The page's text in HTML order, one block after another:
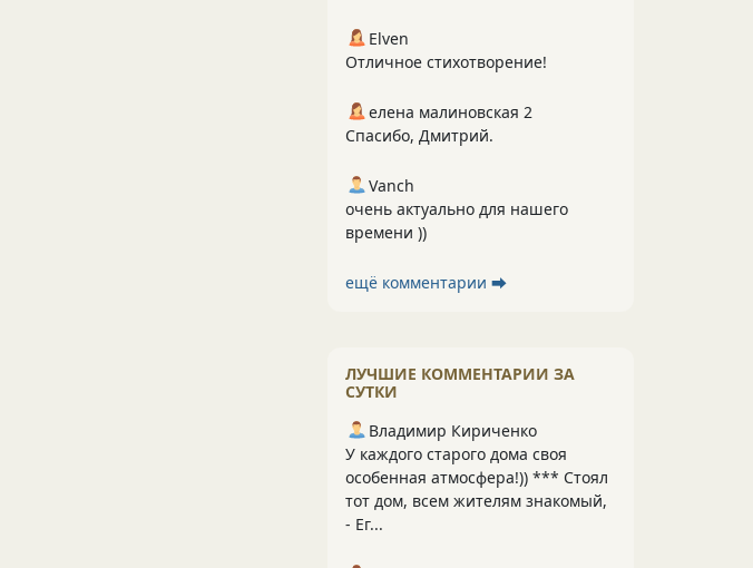
Elven
Отличное стихотворение!
елена малиновская 2
Спасибо, Дмитрий.
Vanch
очень актуально для нашего
времени ))
ещё комментарии ⮕
ЛУЧШИЕ КОММЕНТАРИИ ЗА
СУТКИ
Владимир Кириченко
У каждого старого дома своя
особенная атмосфера!)) *** Стоял
тот дом, всем жителям знакомый,
- Ег...